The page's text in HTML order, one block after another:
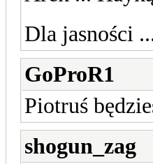
Dla jasności
GoProR1
Piotruś
shogun_zag